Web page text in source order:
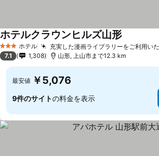
3 ホテルのランク
ホテル 充実した漫画ライブラリーをご利用い
ホテルクラウンヒルズ山形
7.1 1,308 山形, 上山市まで12.3 km
最安値 ￥5,076
9件のサイトの料金を表示